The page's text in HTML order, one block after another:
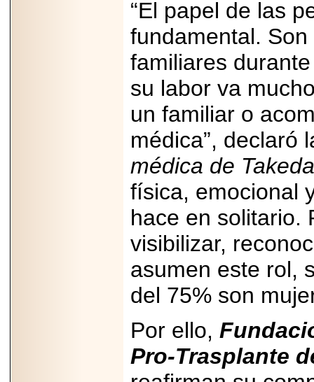
“El papel de las
fundamental.
familiares
su labor va
un familiar o
médica”, declaró
médica de
física, emocional
hace en solitario.
visibilizar,
asumen este rol,
del 75% son
Por ello,
Pro-Trasplante